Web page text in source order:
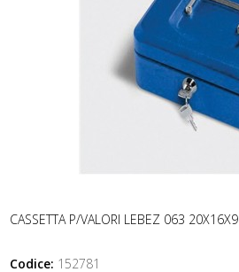
CASSETTA P/VALORI LEBEZ 063 20X16X9
Codice: 152781